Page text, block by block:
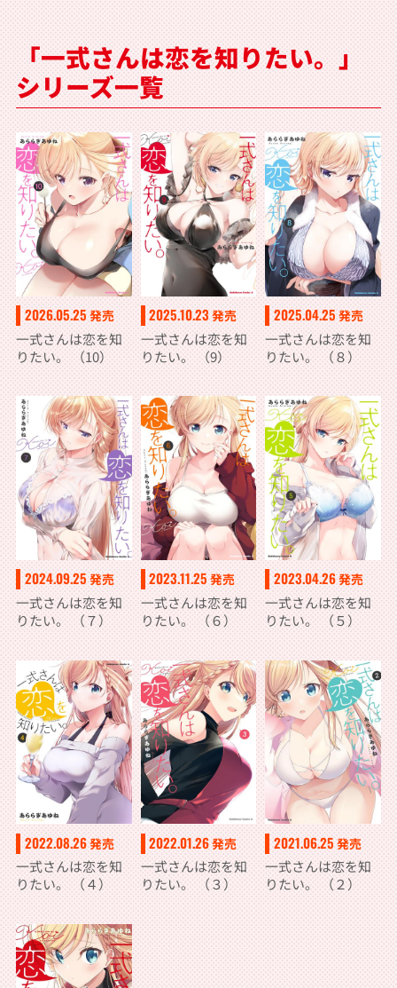
「一式さんは恋を知りたい。」
シリーズ一覧
2026.05.25 発売
一式さんは恋を知
りたい。 （10）
2025.10.23 発売
一式さんは恋を知
りたい。 （9）
2025.04.25 発売
一式さんは恋を知
りたい。 （８）
2024.09.25 発売
一式さんは恋を知
りたい。 （７）
2023.11.25 発売
一式さんは恋を知
りたい。 （６）
2023.04.26発売
一式さんは恋を知
りたい。 （５）
2022.08.26発売
一式さんは恋を知
りたい。 （４）
2022.01.26発売
一式さんは恋を知
りたい。 （３）
2021.06.25 発売
一式さんは恋を知
りたい。 （２）